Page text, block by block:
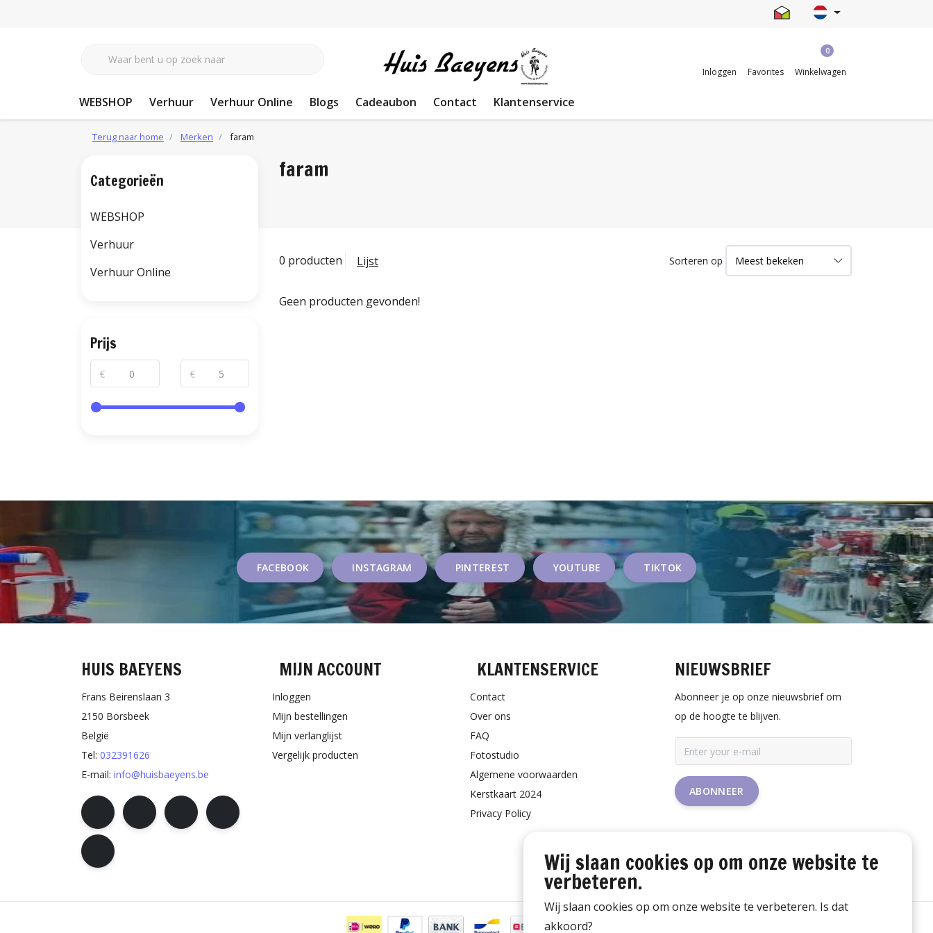
Inloggen Favorites
0
Winkelwagen
WEBSHOP Verhuur Verhuur Online Blogs Cadeaubon Contact Klantenservice
Terug naar home Merken faram
faram
0 producten Lijst Sorteren op
Geen producten gevonden!
Categorieën
WEBSHOP
Verhuur
Verhuur Online
Prijs
€ €
FACEBOOK INSTAGRAM PINTEREST YOUTUBE TIKTOK
HUIS BAEYENS
Frans Beirenslaan 3
2150 Borsbeek
België
Tel: 032391626
E-mail: info@huisbaeyens.be
MIJN ACCOUNT
Inloggen
Mijn bestellingen
Mijn verlanglijst
Vergelijk producten
KLANTENSERVICE
Contact
Over ons
FAQ
Fotostudio
Algemene voorwaarden
Kerstkaart 2024
Privacy Policy
NIEUWSBRIEF
Abonneer je op onze nieuwsbrief om
op de hoogte te blijven.
ABONNEER
Wij slaan cookies op om onze website te
verbeteren.
Wij slaan cookies op om onze website te verbeteren. Is dat
akkoord?